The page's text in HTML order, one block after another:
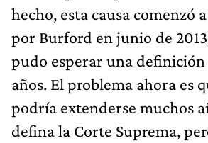
hecho, esta causa comenzó
por Burford en junio de
pudo esperar una definición
años. El problema ahora es
podría extenderse muchos
defina la Corte Suprema,